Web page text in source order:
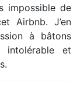
impossible de
Airbnb. J’en
à bâtons
intolérable et